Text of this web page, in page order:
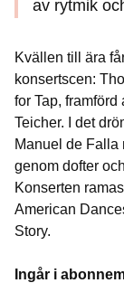
av rytmik
Kvällen till ära
konsertscen:
for Tap,
Teicher. I det
Manuel de Falla
genom dofter
Konserten
American
Story.
Ingår i